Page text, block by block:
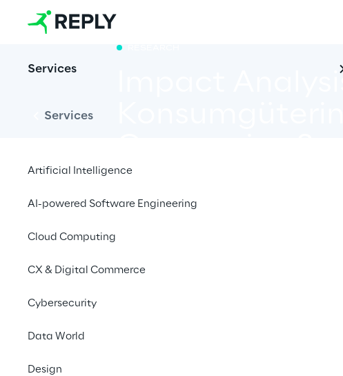
Services
Services
Artificial Intelligence
AI-powered Software Engineering
Cloud Computing
CX & Digital Commerce
Cybersecurity
Data World
Design
Impact
Ein datenbasierter Bericht